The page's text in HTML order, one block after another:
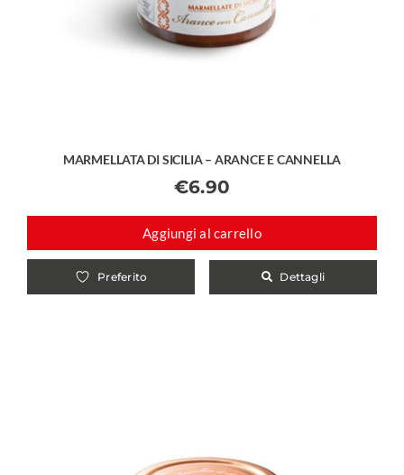
MARMELLATA DI SICILIA – ARANCE E CANNELLA
€6.90
Aggiungi al carrello
Preferito Dettagli